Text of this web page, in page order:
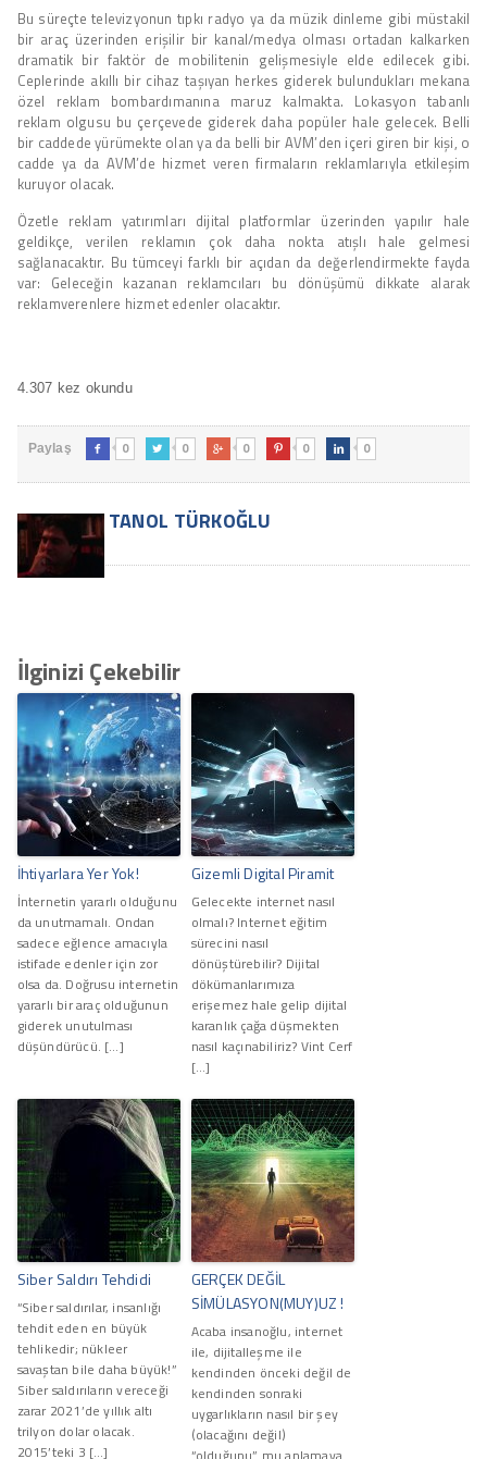
Bu süreçte televizyonun tıpkı radyo ya da müzik dinleme gibi müstakil
bir araç üzerinden erişilir bir kanal/medya olması ortadan kalkarken
dramatik bir faktör de mobilitenin gelişmesiyle elde edilecek gibi.
Ceplerinde akıllı bir cihaz taşıyan herkes giderek bulundukları mekana
özel reklam bombardımanına maruz kalmakta. Lokasyon tabanlı
reklam olgusu bu çerçevede giderek daha popüler hale gelecek. Belli
bir caddede yürümekte olan ya da belli bir AVM’den içeri giren bir kişi, o
cadde ya da AVM’de hizmet veren firmaların reklamlarıyla etkileşim
kuruyor olacak.
Özetle reklam yatırımları dijital platformlar üzerinden yapılır hale
geldikçe, verilen reklamın çok daha nokta atışlı hale gelmesi
sağlanacaktır. Bu tümceyi farklı bir açıdan da değerlendirmekte fayda
var: Geleceğin kazanan reklamcıları bu dönüşümü dikkate alarak
reklamverenlere hizmet edenler olacaktır.
4.307 kez okundu
Paylaş  0  0  0  0  0
TANOL TÜRKOĞLU
İlginizi Çekebilir
İhtiyarlara Yer Yok!
İnternetin yararlı olduğunu
da unutmamalı. Ondan
sadece eğlence amacıyla
istifade edenler için zor
olsa da. Doğrusu internetin
yararlı bir araç olduğunun
giderek unutulması
düşündürücü. […]
Gizemli Digital Piramit
Gelecekte internet nasıl
olmalı? Internet eğitim
sürecini nasıl
dönüştürebilir? Dijital
dökümanlarımıza
erişemez hale gelip dijital
karanlık çağa düşmekten
nasıl kaçınabiliriz? Vint Cerf
[…]
Siber Saldırı Tehdidi
“Siber saldırılar, insanlığı
tehdit eden en büyük
tehlikedir; nükleer
savaştan bile daha büyük!”
Siber saldırıların vereceği
zarar 2021’de yıllık altı
trilyon dolar olacak.
2015’teki 3 […]
GERÇEK DEĞİL
SİMÜLASYON(MUY)UZ !
Acaba insanoğlu, internet
ile, dijitalleşme ile
kendinden önceki değil de
kendinden sonraki
uygarlıkların nasıl bir şey
(olacağını değil)